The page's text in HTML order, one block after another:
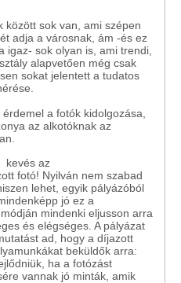
között sok van, ami szépen
adja a városnak, ám -és ez
igaz- sok olyan is, ami trendi,
alapvetően még csak
sokat jelentett a tudatos
a fotók kidolgozása,
az alkotóknak az
kevés az
fotó! Nyilván nem szabad
lehet, egyik pályázóból
jó ez a
mindenki eljusson arra
és elégséges. A pályázat
ad, hogy a díjazott
beküldők arra:
ha a fotózást
vannak jó minták, amik